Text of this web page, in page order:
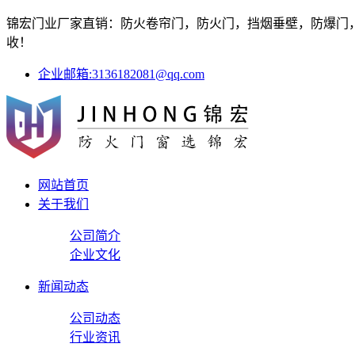
锦宏门业厂家直销：防火卷帘门，防火门，挡烟垂壁，防爆
收！
企业邮箱:3136182081@qq.com
网站首页
关于我们
公司简介
企业文化
新闻动态
公司动态
行业资讯